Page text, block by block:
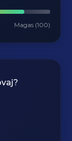
Magas (100)
?